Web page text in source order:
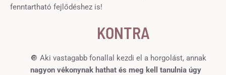
fenntartható fejlődéshez is!
KONTRA
🔘 Aki vastagabb fonallal kezdi el a horgolást, annak
nagyon vékonynak hathat és meg kell tanulnia úgy